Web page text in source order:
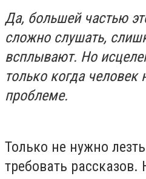
Да, большей частью
сложно слушать,
всплывают. Но
только когда человек
проблеме.
Только не нужно
требовать